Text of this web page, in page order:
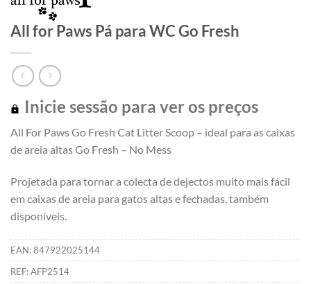
All for Paws Pá para WC Go Fresh
Inicie sessão para ver os preços
All For Paws Go Fresh Cat Litter Scoop – ideal para as caixas
de areia altas Go Fresh – No Mess
Projetada para tornar a colecta de dejectos muito mais fácil
em caixas de areia para gatos altas e fechadas, também
disponíveis.
EAN:847922025144
REF:AFP2514